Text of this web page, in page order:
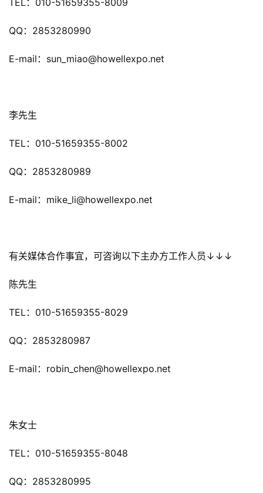
十
届
茶
3
0
茶
对
上
海
文
中
TEL：010-51659355-8009
QQ：2853280990
E-mail：sun_miao@howellexpo.net
李先生
TEL：010-51659355-8002
QQ：2853280989
E-mail：mike_li@howellexpo.net
有关媒体合作事宜，可咨询以下主办方工作人员↓↓↓
陈先生
TEL：010-51659355-8029
QQ：2853280987
E-mail：robin_chen@howellexpo.net
朱女士
TEL：010-51659355-8048
QQ：2853280995